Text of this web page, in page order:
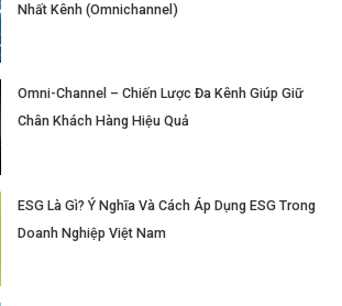
Nhất Kênh (Omnichannel)
Omni-Channel – Chiến Lược Đa Kênh Giúp Giữ
Chân Khách Hàng Hiệu Quả
ESG Là Gì? Ý Nghĩa Và Cách Áp Dụng ESG Trong
Doanh Nghiệp Việt Nam